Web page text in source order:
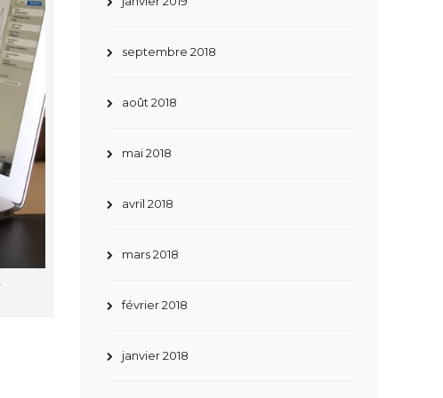
septembre 2018
août 2018
mai 2018
avril 2018
mars 2018
février 2018
janvier 2018